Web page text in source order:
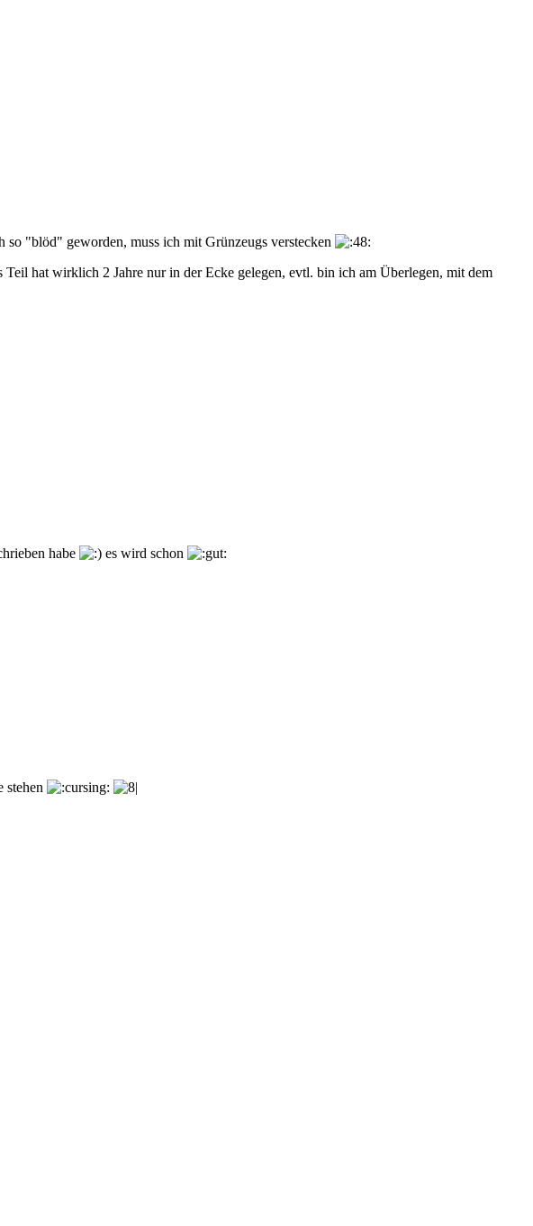
so "blöd" geworden, muss ich mit Grünzeugs verstecken
hat wirklich 2 Jahre nur in der Ecke gelegen, evtl. bin ich am Überlegen, mit dem
habe es wird schon
stehen